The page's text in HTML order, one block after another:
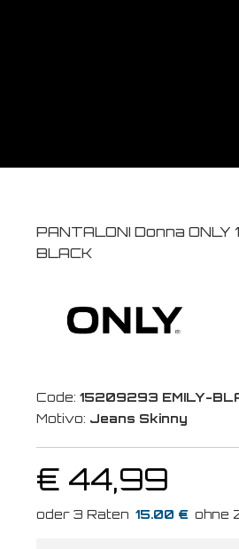
PANTALONI Donna
BLACK
Code: 15209293 EMILY-
Motivo: Jeans Skinny
€ 44,99
15.00 €